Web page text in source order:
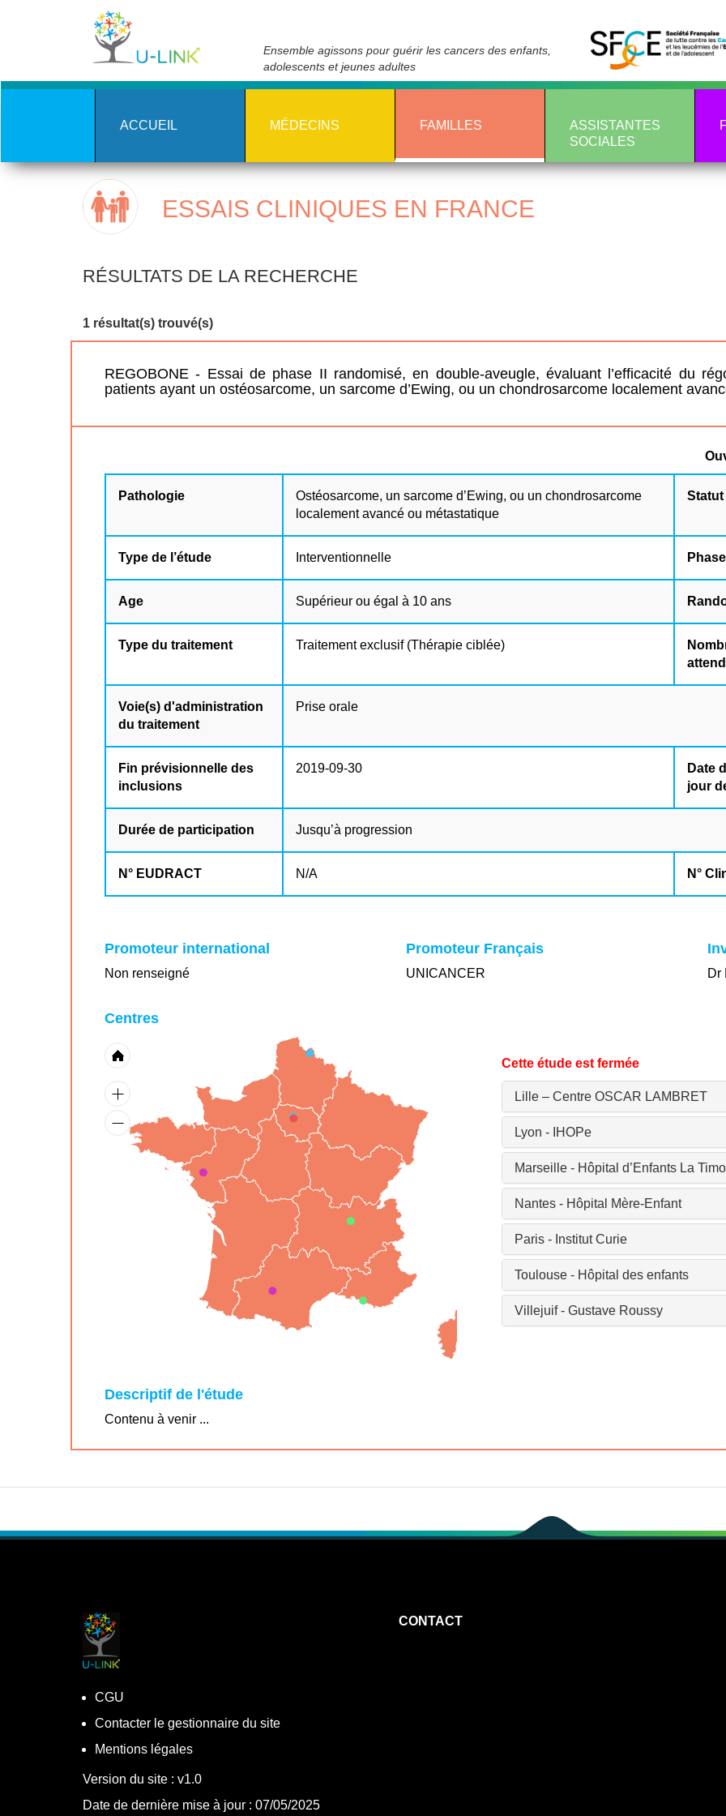
Ensemble agissons pour guérir les cancers des enfants,
adolescents et jeunes adultes
ACCUEIL MÉDECINS FAMILLES
ASSISTANTES
SOCIALES
ESSAIS CLINIQUES EN FRANCE
RÉSULTATS DE LA RECHERCHE
1 résultat(s) trouvé(s)
REGOBONE - Essai de phase II randomisé, en double-aveugle, évaluant l’efficacité du
patients ayant un ostéosarcome, un sarcome d’Ewing, ou un chondrosarcome localement
Pathologie
Ostéosarcome, un sarcome d’Ewing, ou un chondrosarcome
localement avancé ou métastatique
Type de l’étude Interventionnelle Phase
Age Supérieur ou égal à 10 ans
Type du traitement Traitement exclusif (Thérapie ciblée)
Voie(s) d'administration
du traitement
Prise orale
Fin prévisionnelle des
inclusions
2019-09-30
Date
jour
Durée de participation Jusqu’à progression
N° EUDRACT N/A N°
Promoteur international
Non renseigné
Promoteur Français
UNICANCER Dr
Centres
Cette étude est fermée
Lille – Centre OSCAR LAMBRET
Lyon - IHOPe
Marseille - Hôpital d’Enfants La
Nantes - Hôpital Mère-Enfant
Paris - Institut Curie
Toulouse - Hôpital des enfants
Villejuif - Gustave Roussy
Descriptif de l'étude
Contenu à venir ...
CGU
Contacter le gestionnaire du site
Mentions légales
Version du site : v1.0
Date de dernière mise à jour : 07/05/2025
CONTACT